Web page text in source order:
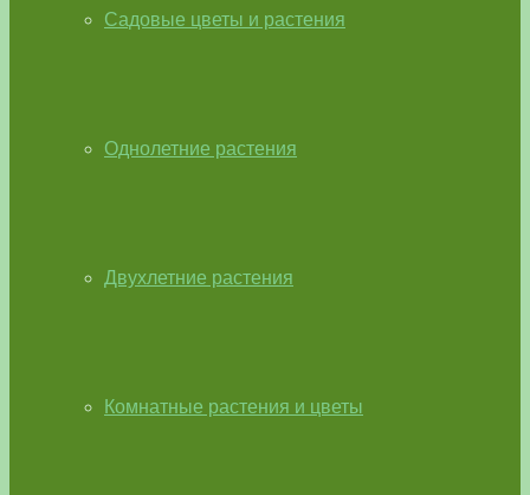
Садовые цветы и растения
Однолетние растения
Двухлетние растения
Комнатные растения и цветы